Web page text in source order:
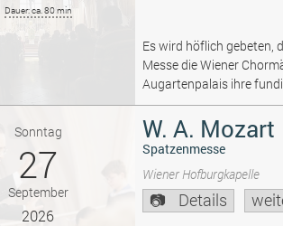
Dauer: ca. 80 min
Es wird höflich gebeten,
Messe die Wiener
Augartenpalais ihre
Sonntag
27
September
2026
W. A. Mozart
Spatzenmesse
Wiener Hofburgkapelle
Details